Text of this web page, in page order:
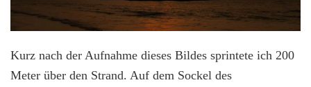
Kurz nach der Aufnahme dieses Bildes sprintete ich 200
Meter über den Strand. Auf dem Sockel des